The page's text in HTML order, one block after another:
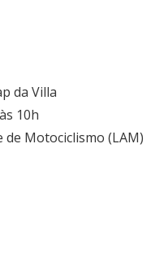
da Villa
10h
de Motociclismo (LAM)